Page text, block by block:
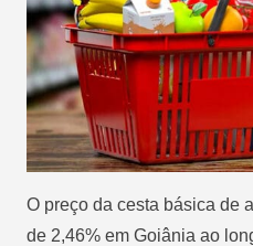
O preço da cesta básica de
de 2,46% em Goiânia ao